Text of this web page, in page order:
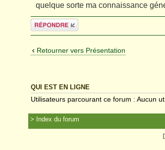
quelque sorte ma connaissance
Répondre
Retourner vers Présentation
QUI EST EN LIGNE
Utilisateurs parcourant ce forum : Aucun
Index du forum